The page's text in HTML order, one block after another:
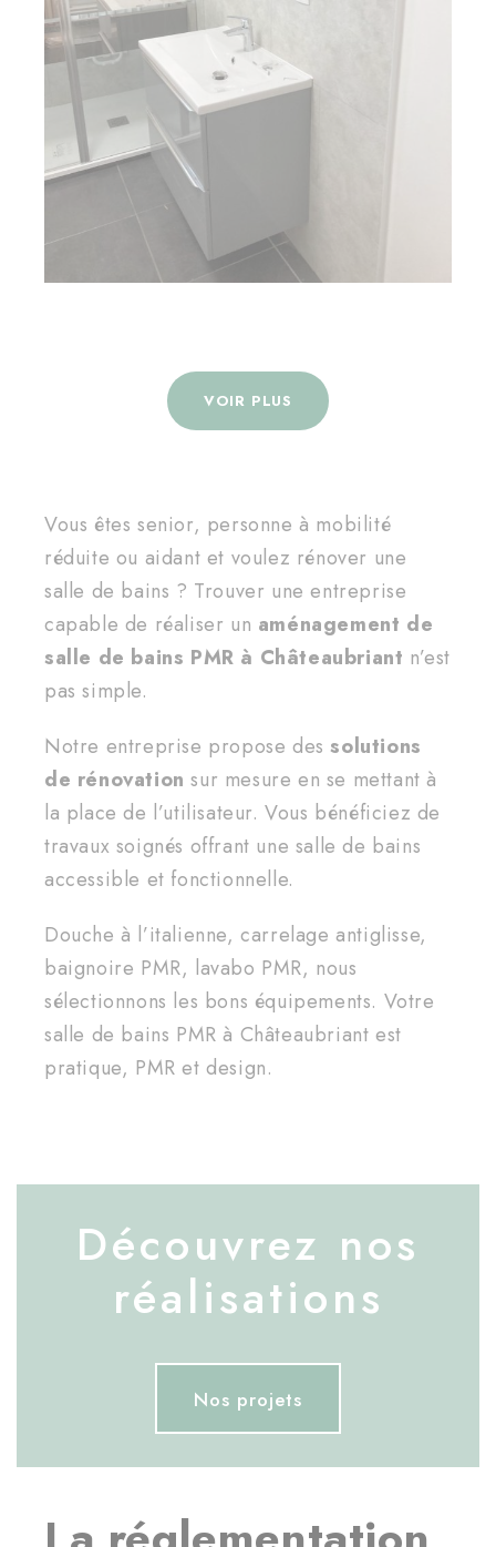
VOIR PLUS
Vous êtes senior, personne à mobilité
réduite ou aidant et voulez rénover une
salle de bains ? Trouver une entreprise
capable de réaliser un aménagement de
salle de bains PMR à Châteaubriant n’est
pas simple.
Notre entreprise propose des solutions
de rénovationsur mesure en se mettant à
la place de l’utilisateur. Vous bénéficiez de
travaux soignés offrant une salle de bains
accessible et fonctionnelle.
Douche à l’italienne, carrelage antiglisse,
baignoire PMR, lavabo PMR, nous
sélectionnons les bons équipements. Votre
salle de bains PMR à Châteaubriant est
pratique, PMR et design.
Découvrez nos
réalisations
Nos projets